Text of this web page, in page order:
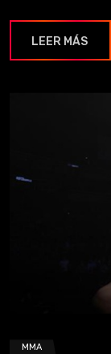
LEER MÁS
MMA